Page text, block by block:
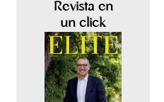
Revista en
un click